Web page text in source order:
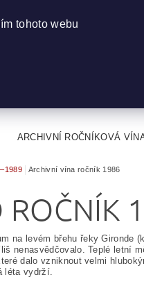
ARCHIVNÍ ROČNÍKOVÁ
Archivní vína ročník 1986
ROČNÍK
na levém břehu řeky Gironde
nenasvědčovalo. Teplé letní
dalo vzniknout velmi
léta vydrží.
tohoto webu